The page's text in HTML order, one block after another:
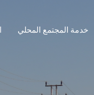
خدمة المجتمع المحلي